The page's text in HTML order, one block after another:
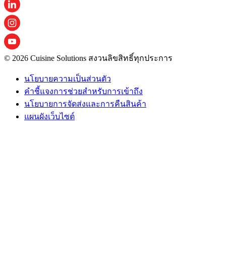
© 2026 Cuisine Solutions สงวนลิขสิทธิ์ทุกประการ
นโยบายความเป็นส่วนตัว
คําชี้แจงการช่วยสําหรับการเข้าถึง
นโยบายการจัดส่งและการคืนสินค้า
แผนผังเว็บไซต์